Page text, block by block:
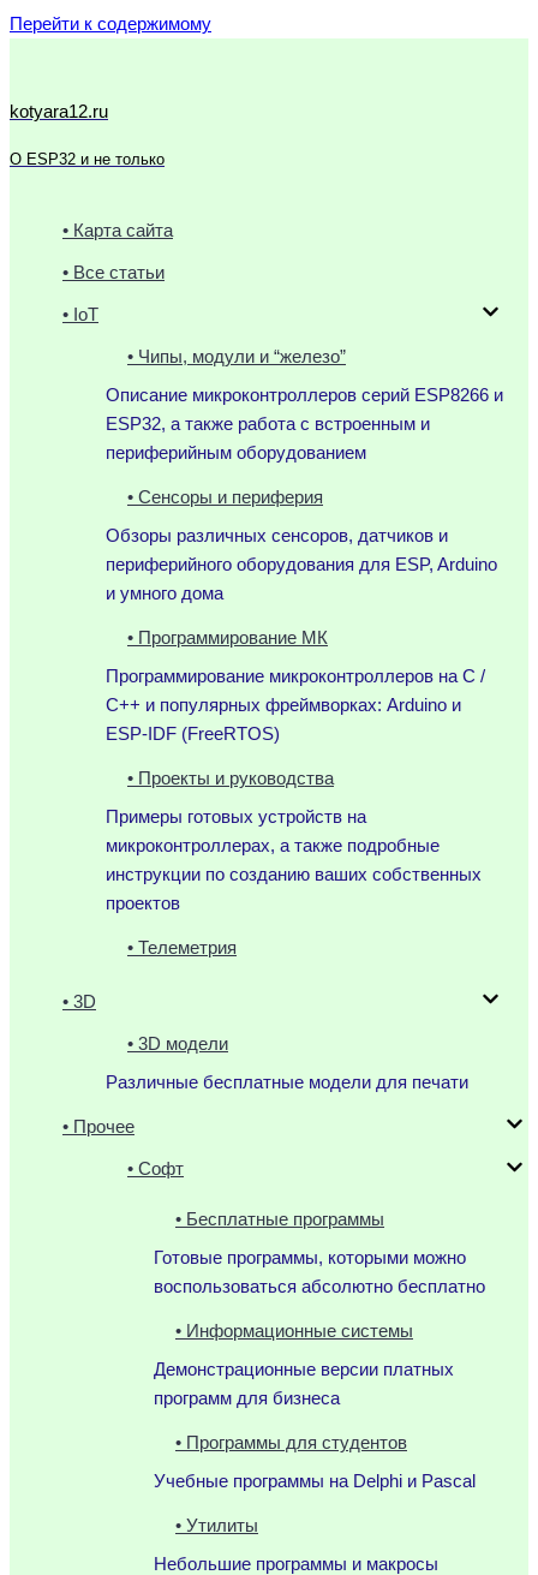
Перейти к содержимому
kotyara12.ru
О ESP32 и не только
• Карта сайта
• Все статьи
• IoT
• Чипы, модули и “железо”
Описание микроконтроллеров серий ESP8266 и
ESP32, а также работа с встроенным и
периферийным оборудованием
• Сенсоры и периферия
Обзоры различных сенсоров, датчиков и
периферийного оборудования для ESP, Arduino
и умного дома
• Программирование МК
Программирование микроконтроллеров на C /
C++ и популярных фреймворках: Arduino и
ESP-IDF (FreeRTOS)
• Проекты и руководства
Примеры готовых устройств на
микроконтроллерах, а также подробные
инструкции по созданию ваших собственных
проектов
• Телеметрия
• 3D
• 3D модели
Различные бесплатные модели для печати
• Прочее
• Софт
• Бесплатные программы
Готовые программы, которыми можно
воспользоваться абсолютно бесплатно
• Информационные системы
Демонстрационные версии платных
программ для бизнеса
• Программы для студентов
Учебные программы на Delphi и Pascal
• Утилиты
Небольшие программы и макросы